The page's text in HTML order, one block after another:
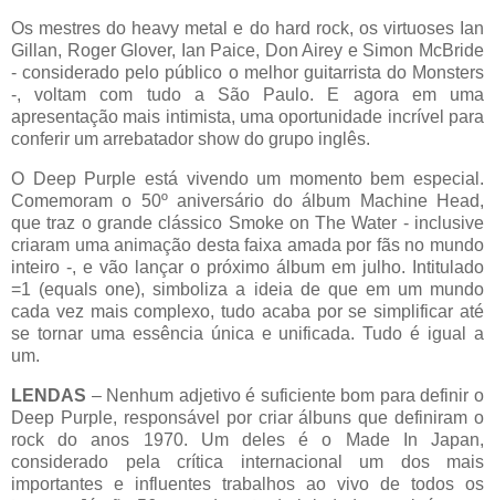
Os mestres do heavy metal e do hard rock, os virtuoses Ian
Gillan, Roger Glover, Ian Paice, Don Airey e Simon McBride
- considerado pelo público o melhor guitarrista do Monsters
-, voltam com tudo a São Paulo. E agora em uma
apresentação mais intimista, uma oportunidade incrível para
conferir um arrebatador show do grupo inglês.
O Deep Purple está vivendo um momento bem especial.
Comemoram o 50º aniversário do álbum Machine Head,
que traz o grande clássico Smoke on The Water - inclusive
criaram uma animação desta faixa amada por fãs no mundo
inteiro -, e vão lançar o próximo álbum em julho. Intitulado
=1 (equals one), simboliza a ideia de que em um mundo
cada vez mais complexo, tudo acaba por se simplificar até
se tornar uma essência única e unificada. Tudo é igual a
um.
LENDAS – Nenhum adjetivo é suficiente bom para definir o
Deep Purple, responsável por criar álbuns que definiram o
rock do anos 1970. Um deles é o Made In Japan,
considerado pela crítica internacional um dos mais
importantes e influentes trabalhos ao vivo de todos os